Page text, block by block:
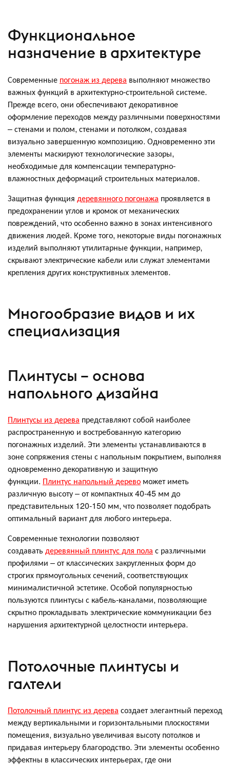
Функциональное
назначение в архитектуре
Современные погонаж из дерева выполняют множество
важных функций в архитектурно-строительной системе.
Прежде всего, они обеспечивают декоративное
оформление переходов между различными поверхностями
– стенами и полом, стенами и потолком, создавая
визуально завершенную композицию. Одновременно эти
элементы маскируют технологические зазоры,
необходимые для компенсации температурно-
влажностных деформаций строительных материалов.
Защитная функция деревянного погонажа проявляется в
предохранении углов и кромок от механических
повреждений, что особенно важно в зонах интенсивного
движения людей. Кроме того, некоторые виды погонажных
изделий выполняют утилитарные функции, например,
скрывают электрические кабели или служат элементами
крепления других конструктивных элементов.
Многообразие видов и их
специализация
Плинтусы – основа
напольного дизайна
Плинтусы из дерева представляют собой наиболее
распространенную и востребованную категорию
погонажных изделий. Эти элементы устанавливаются в
зоне сопряжения стены с напольным покрытием, выполняя
одновременно декоративную и защитную
функции. Плинтус напольный дерево может иметь
различную высоту – от компактных 40-45 мм до
представительных 120-150 мм, что позволяет подобрать
оптимальный вариант для любого интерьера.
Современные технологии позволяют
создавать деревянный плинтус для пола с различными
профилями – от классических закругленных форм до
строгих прямоугольных сечений, соответствующих
минималистичной эстетике. Особой популярностью
пользуются плинтусы с кабель-каналами, позволяющие
скрытно прокладывать электрические коммуникации без
нарушения архитектурной целостности интерьера.
Потолочные плинтусы и
галтели
Потолочный плинтус из дерева создает элегантный переход
между вертикальными и горизонтальными плоскостями
помещения, визуально увеличивая высоту потолков и
придавая интерьеру благородство. Эти элементы особенно
эффектны в классических интерьерах, где они